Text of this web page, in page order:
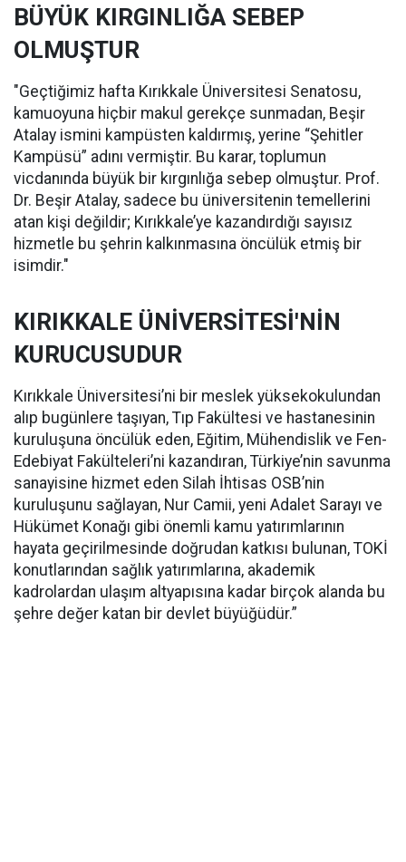
BÜYÜK KIRGINLIĞA SEBEP
OLMUŞTUR
"Geçtiğimiz hafta Kırıkkale Üniversitesi Senatosu,
kamuoyuna hiçbir makul gerekçe sunmadan, Beşir
Atalay ismini kampüsten kaldırmış, yerine “Şehitler
Kampüsü” adını vermiştir. Bu karar, toplumun
vicdanında büyük bir kırgınlığa sebep olmuştur. Prof.
Dr. Beşir Atalay, sadece bu üniversitenin temellerini
atan kişi değildir; Kırıkkale’ye kazandırdığı sayısız
hizmetle bu şehrin kalkınmasına öncülük etmiş bir
isimdir."
KIRIKKALE ÜNİVERSİTESİ'NİN
KURUCUSUDUR
Kırıkkale Üniversitesi’ni bir meslek yüksekokulundan
alıp bugünlere taşıyan, Tıp Fakültesi ve hastanesinin
kuruluşuna öncülük eden, Eğitim, Mühendislik ve Fen-
Edebiyat Fakülteleri’ni kazandıran, Türkiye’nin savunma
sanayisine hizmet eden Silah İhtisas OSB’nin
kuruluşunu sağlayan, Nur Camii, yeni Adalet Sarayı ve
Hükümet Konağı gibi önemli kamu yatırımlarının
hayata geçirilmesinde doğrudan katkısı bulunan, TOKİ
konutlarından sağlık yatırımlarına, akademik
kadrolardan ulaşım altyapısına kadar birçok alanda bu
şehre değer katan bir devlet büyüğüdür.”